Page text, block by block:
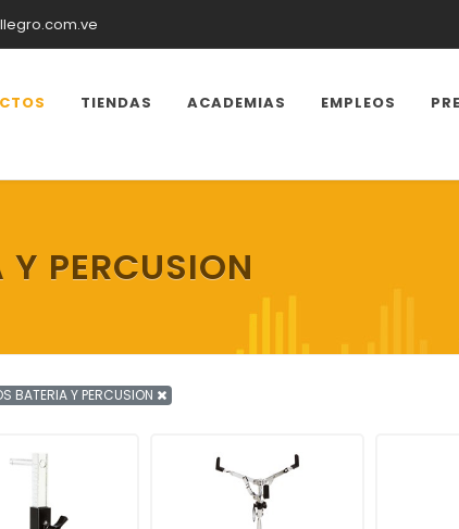
TIENDAS ACADEMIAS EMPLEOS
PERCUSION
BATERIA Y PERCUSION